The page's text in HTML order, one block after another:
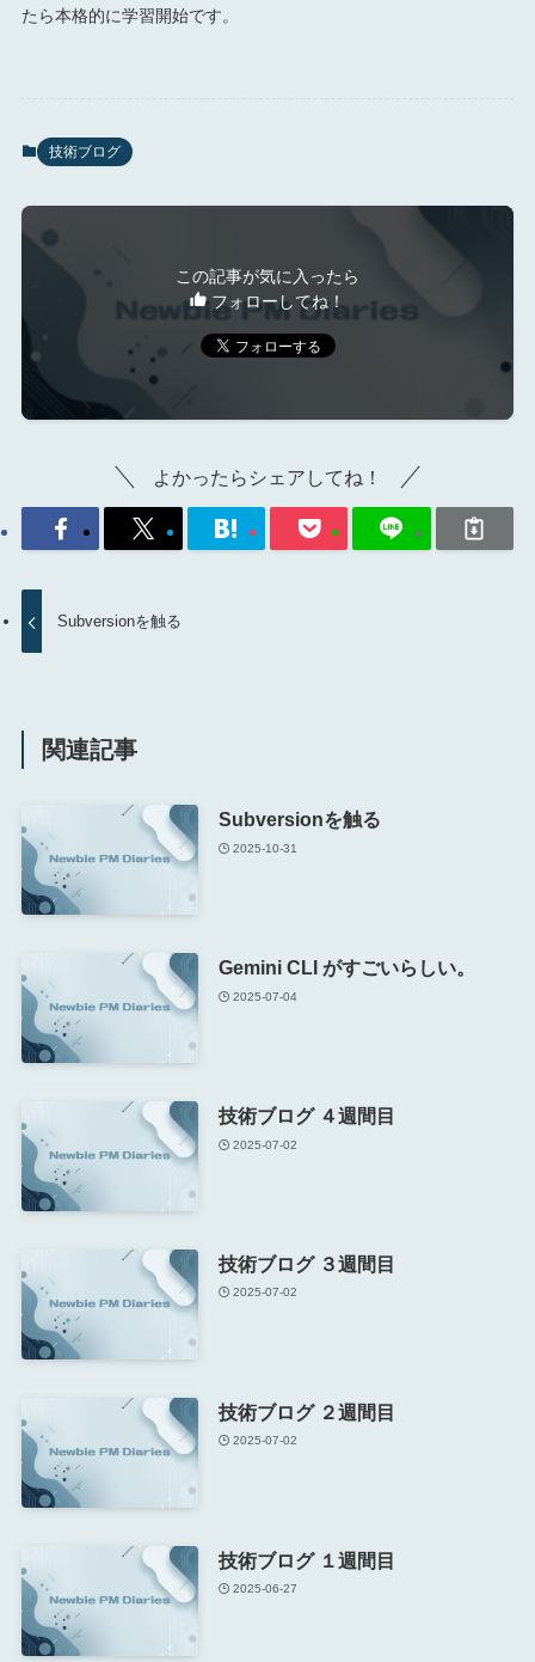
たら本格的に学習開始です。
技術ブログ
この記事が気に入ったら
フォローしてね！
よかったらシェアしてね！
Subversionを触る
関連記事
Subversionを触る
2025-10-31
Gemini CLI がすごいらしい。
2025-07-04
技術ブログ ４週間目
2025-07-02
技術ブログ ３週間目
2025-07-02
技術ブログ ２週間目
2025-07-02
技術ブログ １週間目
2025-06-27